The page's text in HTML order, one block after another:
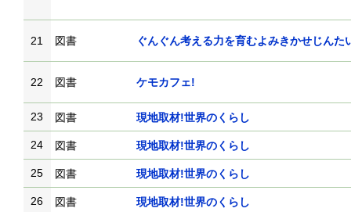
21 図書 ぐんぐん考える力を育むよみきかせじんた
22 図書 ケモカフェ!
23 図書 現地取材!世界のくらし
24 図書 現地取材!世界のくらし
25 図書 現地取材!世界のくらし
26 図書 現地取材!世界のくらし